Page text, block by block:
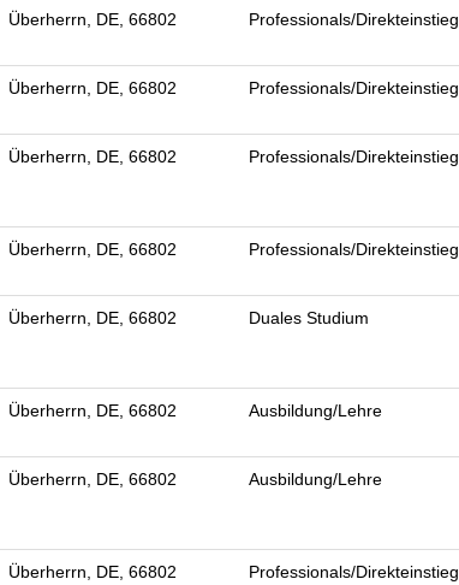
Überherrn, DE, 66802 Professionals/Direkteinstieg
Überherrn, DE, 66802 Professionals/Direkteinstieg
Überherrn, DE, 66802 Professionals/Direkteinstieg
Überherrn, DE, 66802 Professionals/Direkteinstieg
Überherrn, DE, 66802 Duales Studium
Überherrn, DE, 66802 Ausbildung/Lehre
Überherrn, DE, 66802 Ausbildung/Lehre
Überherrn, DE, 66802 Professionals/Direkteinstieg